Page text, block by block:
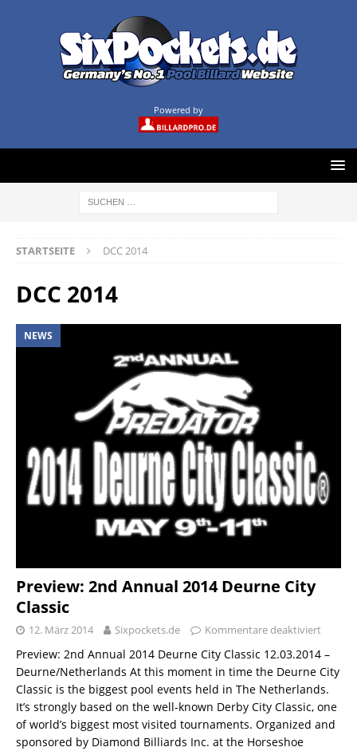
Powered by
STARTSEITE DCC 2014
DCC 2014
NEWS
Preview: 2nd Annual 2014 Deurne City
Classic
12. März 2014 Sixpockets.de Kommentare deaktiviert
Preview: 2nd Annual 2014 Deurne City Classic 12.03.2014 –
Deurne/Netherlands At this moment in time the Deurne City
Classic is the biggest pool events held in The Netherlands.
It’s strongly based on the well-known Derby City Classic, one
of world’s biggest most visited tournaments. Organized and
sponsored by Diamond Billiards Inc. at the Horseshoe